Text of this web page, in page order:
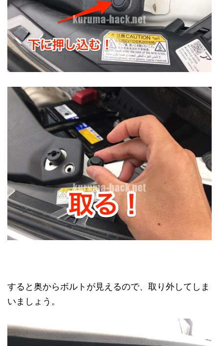
すると奥からボルトが見えるので、取り外してしま
いましょう。